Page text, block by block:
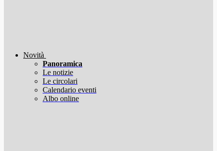
Novità
Panoramica
Le notizie
Le circolari
Calendario eventi
Albo online